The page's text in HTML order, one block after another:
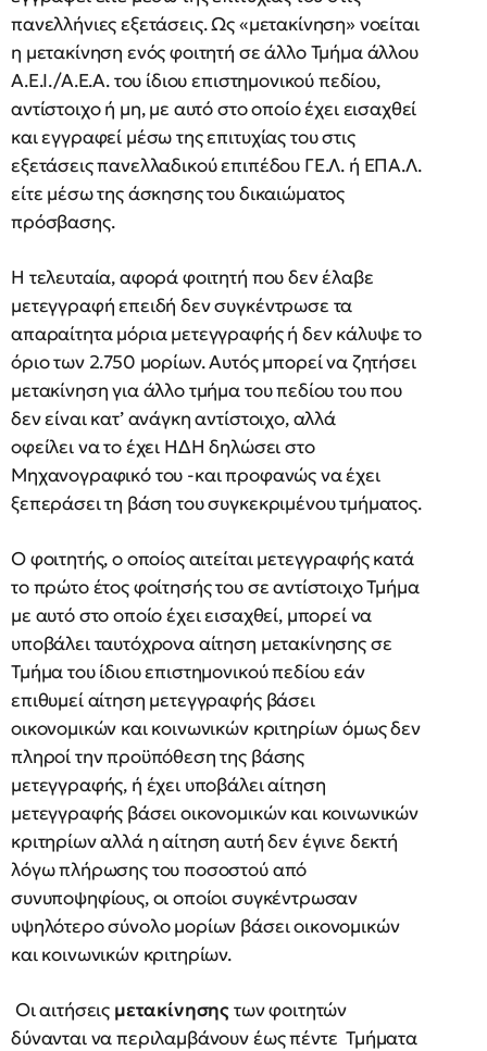
πανελλήνιες εξετάσεις. Ως «μετακίνηση» νοείται
η μετακίνηση ενός φοιτητή σε άλλο Τμήμα άλλου
Α.Ε.Ι./Α.Ε.Α. του ίδιου επιστημονικού πεδίου,
αντίστοιχο ή μη, με αυτό στο οποίο έχει εισαχθεί
και εγγραφεί μέσω της επιτυχίας του στις
εξετάσεις πανελλαδικού επιπέδου ΓΕ.Λ. ή ΕΠΑ.Λ.
είτε μέσω της άσκησης του δικαιώματος
πρόσβασης.
Η τελευταία, αφορά φοιτητή που δεν έλαβε
μετεγγραφή επειδή δεν συγκέντρωσε τα
απαραίτητα μόρια μετεγγραφής ή δεν κάλυψε το
όριο των 2.750 μορίων. Αυτός μπορεί να ζητήσει
μετακίνηση για άλλο τμήμα του πεδίου του που
δεν είναι κατ’ ανάγκη αντίστοιχο, αλλά
οφείλει να το έχει ΗΔΗ δηλώσει στο
Μηχανογραφικό του -και προφανώς να έχει
ξεπεράσει τη βάση του συγκεκριμένου τμήματος.
Ο φοιτητής, ο οποίος αιτείται μετεγγραφής κατά
το πρώτο έτος φοίτησής του σε αντίστοιχο Τμήμα
με αυτό στο οποίο έχει εισαχθεί, μπορεί να
υποβάλει ταυτόχρονα αίτηση μετακίνησης σε
Τμήμα του ίδιου επιστημονικού πεδίου εάν
επιθυμεί αίτηση μετεγγραφής βάσει
οικονομικών και κοινωνικών κριτηρίων όμως δεν
πληροί την προϋπόθεση της βάσης
μετεγγραφής, ή έχει υποβάλει αίτηση
μετεγγραφής βάσει οικονομικών και κοινωνικών
κριτηρίων αλλά η αίτηση αυτήδεν έγινε δεκτή
λόγω πλήρωσης του ποσοστού από
συνυποψηφίους, οι οποίοι συγκέντρωσαν
υψηλότερο σύνολο μορίων βάσει οικονομικών
και κοινωνικών κριτηρίων.
Οι αιτήσεις μετακίνησηςτων φοιτητών
δύνανται να περιλαμβάνουν έως πέντε Τμήματα